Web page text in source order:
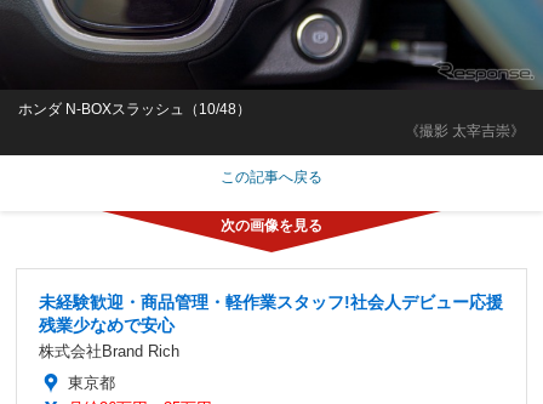
《撮影 太宰吉崇》
ホンダ N-BOXスラッシュ（10/48）
この記事へ戻る
未経験歓迎・商品管理・軽作業スタッフ!社会人デビュー応援
残業少なめで安心
株式会社Brand Rich
東京都